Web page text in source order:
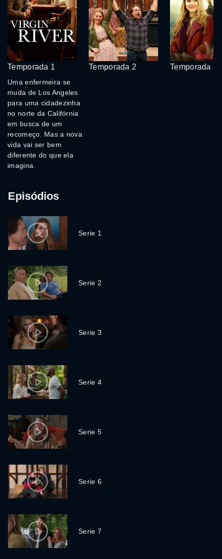
Temporada 1
Uma enfermeira se
muda de Los Angeles
para uma cidadezinha
no norte da Califórnia
em busca de um
recomeço. Mas a nova
vida vai ser bem
diferente do que ela
imagina.
Temporada 2 Temporada 3
Episódios
Serie 1
Serie 2
Serie 3
Serie 4
Serie 5
Serie 6
Serie 7